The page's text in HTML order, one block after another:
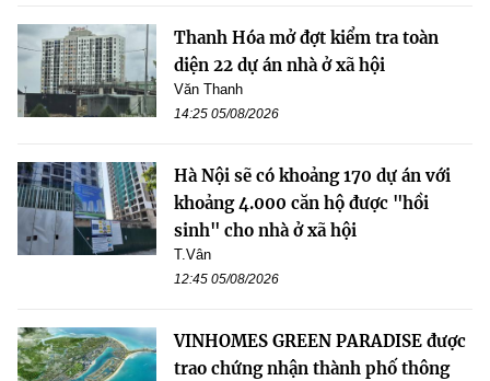
Thanh Hóa mở đợt kiểm tra toàn
diện 22 dự án nhà ở xã hội
Văn Thanh
14:25 05/08/2026
Hà Nội sẽ có khoảng 170 dự án với
khoảng 4.000 căn hộ được "hồi
sinh" cho nhà ở xã hội
T.Vân
12:45 05/08/2026
VINHOMES GREEN PARADISE được
trao chứng nhận thành phố thông